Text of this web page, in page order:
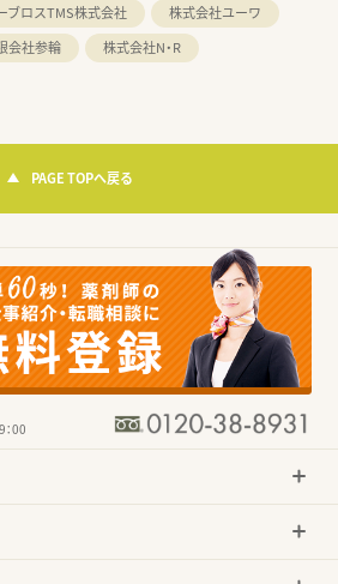
ブロスTMS株式会社
株式会社ユーワ
会社参輪 株式会社N・R
PAGE TOPへ戻る
00